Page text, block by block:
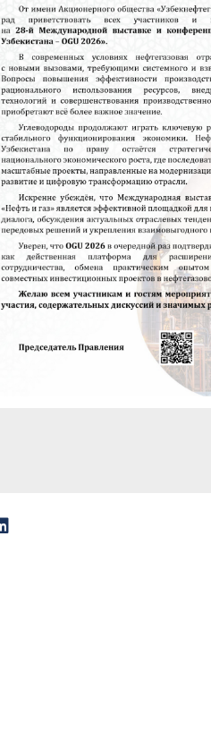
Программа мероприятий
Uzbekistan
Итоги выставки
Официальный каталог
Эффективное
выставках
Официальный
авиаперевозчик